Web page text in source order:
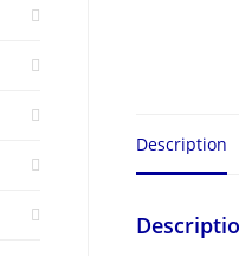
Description